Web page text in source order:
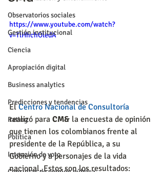
Observatorios sociales
Gestión institucional
Ciencia
Apropiación digital
Business analytics
Predicciones y tendencias
Rating
Política
Intención de voto
https://www.youtube.com/watch?
v=TlHhchOledA
El Centro Nacional de Consultoría
realizó para CM& la encuesta de opinión
que tienen los colombianos frente al
presidente de la República, a su
Gobierno y a personajes de la vida
nacional. Estos son los resultados: